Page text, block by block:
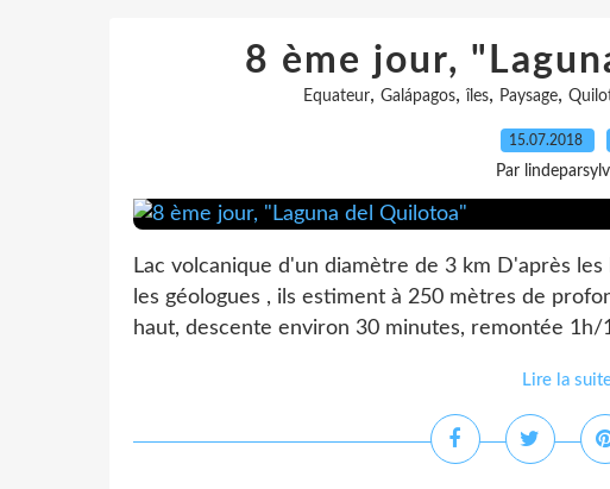
8 ème jour,
Equateur, Galápagos, îles, Paysage,
15.07.2018
Par
Lac volcanique d'un diamètre de 3 km D'après
les géologues , ils estiment à 250 mètres de
haut, descente environ 30 minutes, remontée 1h/
Lire la